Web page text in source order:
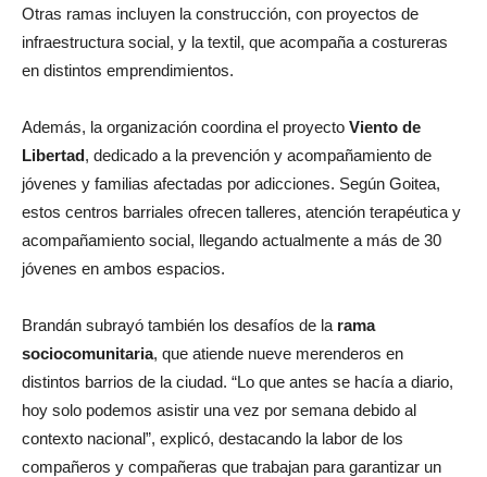
Otras ramas incluyen la construcción, con proyectos de
infraestructura social, y la textil, que acompaña a costureras
en distintos emprendimientos.
Además, la organización coordina el proyecto Viento de
Libertad, dedicado a la prevención y acompañamiento de
jóvenes y familias afectadas por adicciones. Según Goitea,
estos centros barriales ofrecen talleres, atención terapéutica y
acompañamiento social, llegando actualmente a más de 30
jóvenes en ambos espacios.
Brandán subrayó también los desafíos de la rama
sociocomunitaria, que atiende nueve merenderos en
distintos barrios de la ciudad. “Lo que antes se hacía a diario,
hoy solo podemos asistir una vez por semana debido al
contexto nacional”, explicó, destacando la labor de los
compañeros y compañeras que trabajan para garantizar un